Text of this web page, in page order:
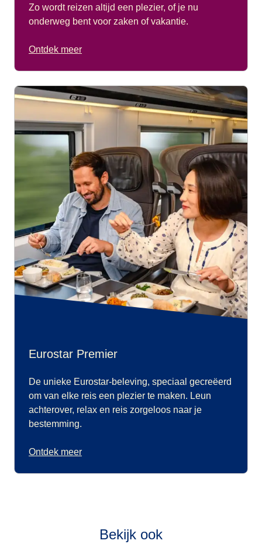
Zo wordt reizen altijd een plezier, of je nu
onderweg bent voor zaken of vakantie.
Ontdek meer
Eurostar Premier
De unieke Eurostar-beleving, speciaal gecreëerd
om van elke reis een plezier te maken. Leun
achterover, relax en reis zorgeloos naar je
bestemming.
Ontdek meer
Bekijk ook